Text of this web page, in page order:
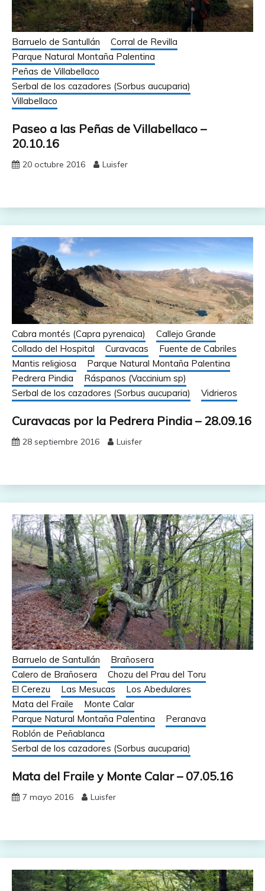
Barruelo de Santullán
Corral de Revilla
Parque Natural Montaña Palentina
Peñas de Villabellaco
Serbal de los cazadores (Sorbus aucuparia)
Villabellaco
Paseo a las Peñas de Villabellaco –
20.10.16
20 octubre 2016 Luisfer
Cabra montés (Capra pyrenaica)
Callejo Grande
Collado del Hospital
Curavacas
Fuente de Cabriles
Mantis religiosa
Parque Natural Montaña Palentina
Pedrera Pindia
Ráspanos (Vaccinium sp)
Serbal de los cazadores (Sorbus aucuparia)
Vidrieros
Curavacas por la Pedrera Pindia – 28.09.16
28 septiembre 2016 Luisfer
Barruelo de Santullán
Brañosera
Calero de Brañosera
Chozu del Prau del Toru
El Cerezu
Las Mesucas
Los Abedulares
Mata del Fraile
Monte Calar
Parque Natural Montaña Palentina
Peranava
Roblón de Peñablanca
Serbal de los cazadores (Sorbus aucuparia)
Mata del Fraile y Monte Calar – 07.05.16
7 mayo 2016 Luisfer